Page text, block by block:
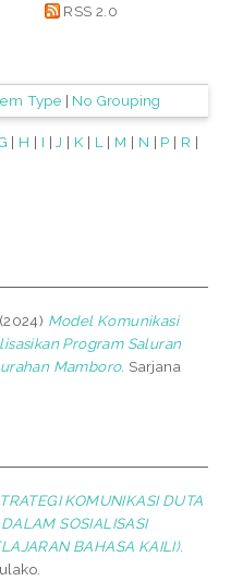
RSS 2.0
Type | No Grouping
| H | I | J | K | L | M | N | P | R |
(2024) Model Komunikasi
Program Saluran
Mamboro. Sarjana
KOMUNIKASI DUTA
SOSIALISASI
BAHASA KAILI).